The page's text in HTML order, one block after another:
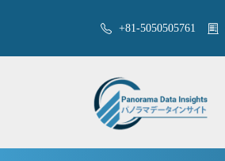
+81-5050505761